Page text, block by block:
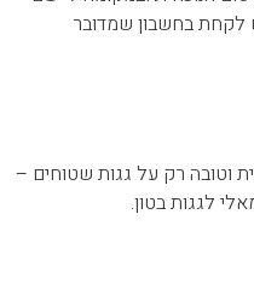
לקחת בחשבון שמדובר
וטובה רק על גגות שטוחים –
לגגות בטון.